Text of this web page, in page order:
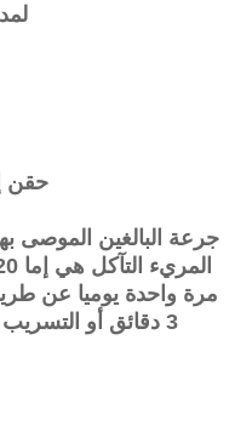
لمدة 7-
حقن
جرعة البالغين الموصى
مرة واحدة يوميا عن
3 دقائق أو التسريب في الوريد (10 إلى 30 دقيقة